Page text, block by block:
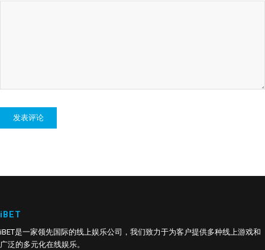
iBET
iBET是一家领先国际的线上娱乐公司，我们致力于为客户提供多种线上游戏和
广泛的多元化在线娱乐。